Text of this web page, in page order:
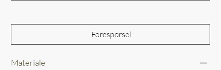
Forespørsel
Materiale